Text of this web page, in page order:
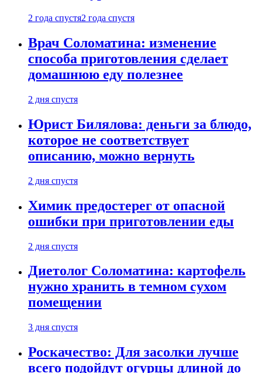
2 года спустя2 года спустя
Врач Соломатина: изменение
способа приготовления сделает
домашнюю еду полезнее
2 дня спустя
Юрист Билялова: деньги за блюдо,
которое не соответствует
описанию, можно вернуть
2 дня спустя
Химик предостерег от опасной
ошибки при приготовлении еды
2 дня спустя
Диетолог Соломатина: картофель
нужно хранить в темном сухом
помещении
3 дня спустя
Роскачество: Для засолки лучше
всего подойдут огурцы длиной до